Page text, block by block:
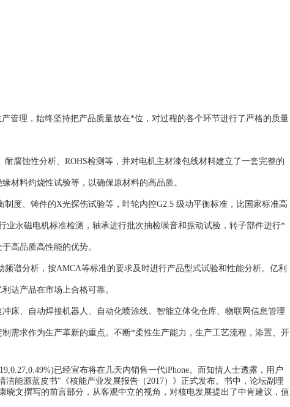
管理，始终坚持把产品质量放在*位，对过程的各个环节进行了严格的质量
腐蚀性分析、ROHS检测等，并对电机主材漆包线材料建立了一套完整的
材料灼烧性试验等，以确保原材料的高品质。
度、铸件的X光探伤试验等，叶轮内控G2.5 级动平衡标准，比国家标准高
永磁电机标准检测，轴承进行批次抽检噪音和振动试验，转子部件进行*
高品质高性能的优势。
谱分析，按AMCA等标准的要求及时进行产品型式试验和性能分析。亿利
达产品在市场上合格可靠。
床、自动焊接机器人、自动化喷涂线、智能立体化仓库、物联网信息管理
需求作为生产革新的重点。不断*柔性生产能力，生产工艺流程，添置、开
已经宣布将在几天内销售一代iPhone。而知情人士透露，用户
能源蓝皮书"《核能产业发展报告（2017）》正式发布。书中，论坛副理
文撰写的前言部分，从客观中立的视角，对核电发展提出了中肯建议，值